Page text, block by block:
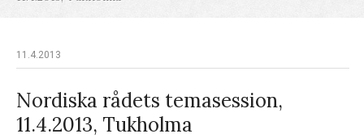
11.4.2013
Nordiska rådets temasession,
11.4.2013, Tukholma